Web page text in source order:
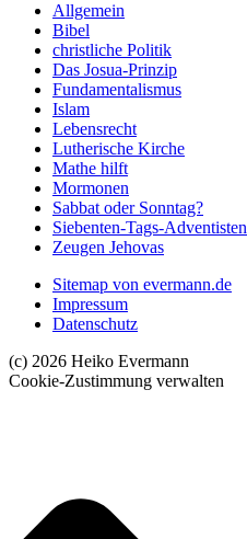
Allgemein
Bibel
christliche Politik
Das Josua-Prinzip
Fundamentalismus
Islam
Lebensrecht
Lutherische Kirche
Mathe hilft
Mormonen
Sabbat oder Sonntag?
Siebenten-Tags-Adventisten
Zeugen Jehovas
Sitemap von evermann.de
Impressum
Datenschutz
(c) 2026 Heiko Evermann
Cookie-Zustimmung verwalten